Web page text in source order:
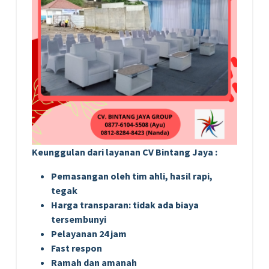
Keunggulan dari layanan CV Bintang Jaya :
Pemasangan oleh tim ahli, hasil rapi,
tegak
Harga transparan: tidak ada biaya
tersembunyi
Pelayanan 24 jam
Fast respon
Ramah dan amanah